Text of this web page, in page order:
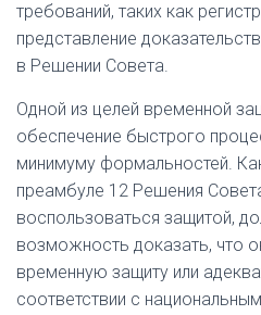
требований, таких как
представление
в Решении Совета.
Одной из целей временной
обеспечение быстрого
минимуму формальностей.
преамбуле 12 Решения
воспользоваться защитой,
возможность доказать, что
временную защиту или
соответствии с